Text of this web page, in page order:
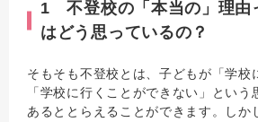
1 不登校の「本当の」理
はどう思っているの？
そもそも不登校とは、子どもが「学校
「学校に行くことができない」とい
あるととらえることができます。しか